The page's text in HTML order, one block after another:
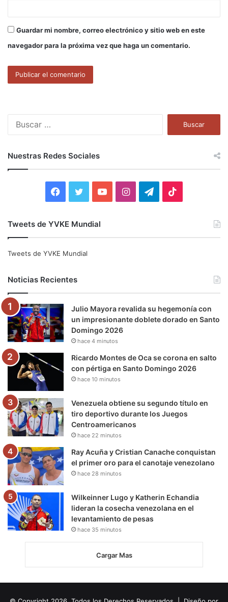
Guardar mi nombre, correo electrónico y sitio web en este
navegador para la próxima vez que haga un comentario.
:
Nuestras Redes Sociales
e
o
o
k
t
e
r
b
e
I
g
r
m
r
a
k
Tweets de YVKE Mundial
Tweets de YVKE Mundial
Noticias Recientes
Julio Mayora revalida su hegemonía con
un impresionante doblete dorado en Santo
Domingo 2026
hace 4 minutos
Ricardo Montes de Oca se corona en salto
con pértiga en Santo Domingo 2026
hace 10 minutos
Venezuela obtiene su segundo título en
tiro deportivo durante los Juegos
Centroamericanos
hace 22 minutos
Ray Acuña y Cristian Canache conquistan
el primer oro para el canotaje venezolano
hace 28 minutos
Wilkeinner Lugo y Katherin Echandia
lideran la cosecha venezolana en el
levantamiento de pesas
hace 35 minutos
Cargar Mas